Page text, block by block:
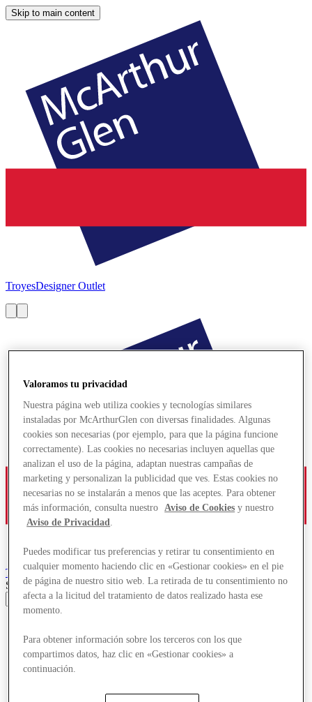
Skip to main content
TroyesDesigner Outlet
TroyesDesigner Outlet
Search input
Tiendas
Planifica tu visita
¿Qué pasa?
Comer y beber
Valoramos tu privacidad
Nuestra página web utiliza cookies y tecnologías similares
instaladas por McArthurGlen con diversas finalidades. Algunas
cookies son necesarias (por ejemplo, para que la página funcione
correctamente). Las cookies no necesarias incluyen aquellas que
analizan el uso de la página, adaptan nuestras campañas de
marketing y personalizan la publicidad que ves. Estas cookies no
necesarias no se instalarán a menos que las aceptes. Para obtener
más información, consulta nuestro
Aviso de Cookies y nuestro
Aviso de Privacidad
Puedes modificar tus preferencias y retirar tu consentimiento en
cualquier momento haciendo clic en «Gestionar cookies» en el pie
de página de nuestro sitio web. La retirada de tu consentimiento no
afecta a la licitud del tratamiento de datos realizado hasta ese
momento.
Para obtener información sobre los terceros con los que
compartimos datos, haz clic en «Gestionar cookies» a
continuación.